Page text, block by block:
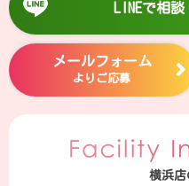
LINEで相
メールフォーム
よりご応募
横浜店